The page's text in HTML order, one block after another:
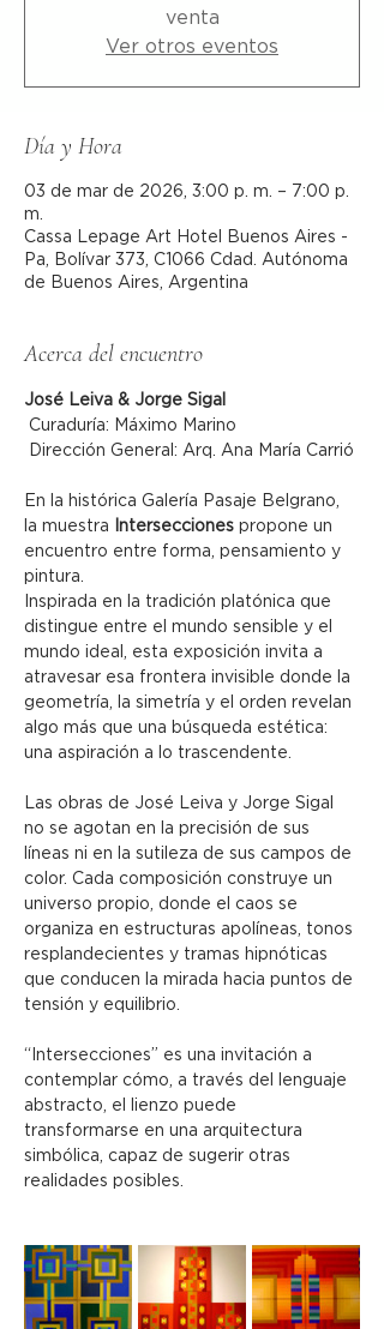
venta
Ver otros eventos
Día y Hora
03 de mar de 2026, 3:00 p. m. – 7:00 p.
m.
Cassa Lepage Art Hotel Buenos Aires -
Pa, Bolívar 373, C1066 Cdad. Autónoma
de Buenos Aires, Argentina
Acerca del encuentro
José Leiva & Jorge Sigal
Curaduría: Máximo Marino
Dirección General: Arq. Ana María Carrió
En la histórica Galería Pasaje Belgrano,
la muestra
Intersecciones propone un
encuentro entre forma, pensamiento y
pintura.
Inspirada en la tradición platónica que
distingue entre el mundo sensible y el
mundo ideal, esta exposición invita a
atravesar esa frontera invisible donde la
geometría, la simetría y el orden revelan
algo más que una búsqueda estética:
una aspiración a lo trascendente.
Las obras de José Leiva y Jorge Sigal
no se agotan en la precisión de sus
líneas ni en la sutileza de sus campos de
color. Cada composición construye un
universo propio, donde el caos se
organiza en estructuras apolíneas, tonos
resplandecientes y tramas hipnóticas
que conducen la mirada hacia puntos de
tensión y equilibrio.
“Intersecciones” es una invitación a
contemplar cómo, a través del lenguaje
abstracto, el lienzo puede
transformarse en una arquitectura
simbólica, capaz de sugerir otras
realidades posibles.